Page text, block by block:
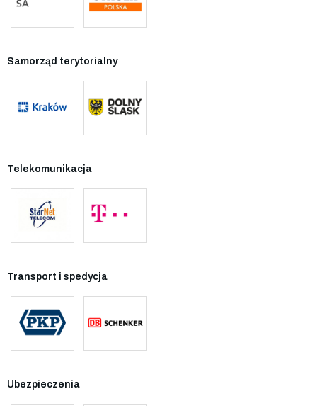
Samorząd terytorialny
Telekomunikacja
Transport i spedycja
Ubezpieczenia